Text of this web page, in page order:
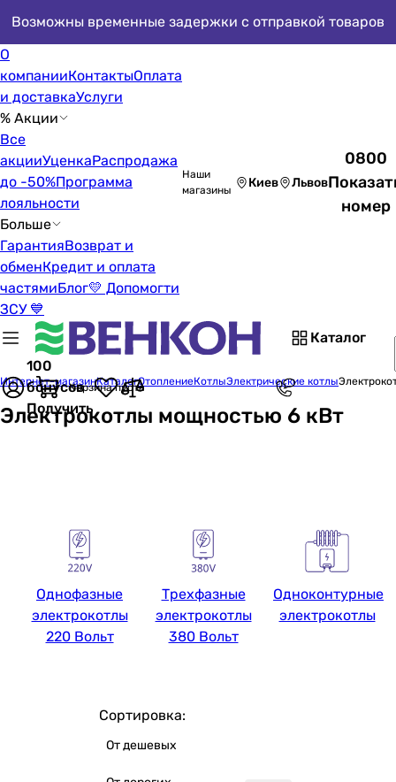
Возможны временные задержки с отправкой товаров
О
компанииКонтактыОплата
и доставкаУслуги
% Акции
Все
акцииУценкаРаспродажа
до -50%Программа
лояльности
Больше
ГарантияВозврат и
обменКредит и оплата
частямиБлог💛 Допомогти
ЗСУ 💙
Наши
магазины
Киев Львов
0800
номер
Каталог
100
бонусов
Получить
Корзина пуста
Интернет-магазинКаталогОтоплениеКотлыЭлектрические котлы
Электрокотлы мощностью 6 кВт
Однофазные
электрокотлы
220 Вольт
Трехфазные
электрокотлы
380 Вольт
Одноконтурные
электрокотлы
Сортировка:
От дешевых